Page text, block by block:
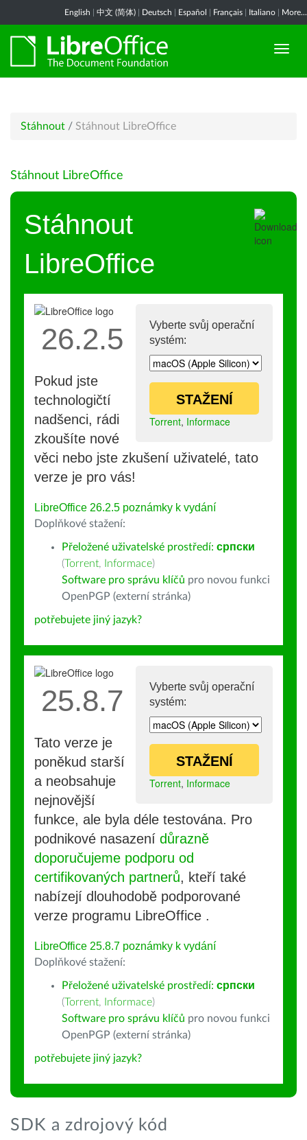
English 中文 (简体) Deutsch Español Français Italiano More...
Stáhnout / Stáhnout LibreOffice
Stáhnout LibreOffice
Stáhnout
LibreOffice
Vyberte svůj operační
systém:
STAŽENÍ
Torrent, Informace
26.2.5
Pokud jste
technologičtí
nadšenci, rádi
zkoušíte nové
věci nebo jste zkušení uživatelé, tato
verze je pro vás!
LibreOffice 26.2.5 poznámky k vydání
Doplňkové stažení:
Přeložené uživatelské prostředí: српски
(Torrent, Informace)
Software pro správu klíčů pro novou funkci
OpenPGP (externí stránka)
potřebujete jiný jazyk?
Vyberte svůj operační
systém:
STAŽENÍ
Torrent, Informace
25.8.7
Tato verze je
poněkud starší
a neobsahuje
nejnovější
funkce, ale byla déle testována. Pro
podnikové nasazení důrazně
doporučujeme podporu od
certifikovaných partnerů, kteří také
nabízejí dlouhodobě podporované
verze programu LibreOffice .
LibreOffice 25.8.7 poznámky k vydání
Doplňkové stažení:
Přeložené uživatelské prostředí: српски
(Torrent, Informace)
Software pro správu klíčů pro novou funkci
OpenPGP (externí stránka)
potřebujete jiný jazyk?
SDK a zdrojový kód